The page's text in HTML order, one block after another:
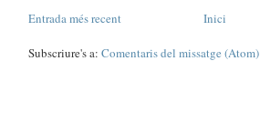
Entrada més recent
Inici
Subscriure's a: Comentaris del missatge (Atom)